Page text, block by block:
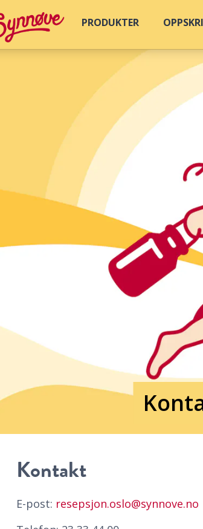
PRODUKTER
Kontakt
E-post: resepsjon.oslo@synnove.no